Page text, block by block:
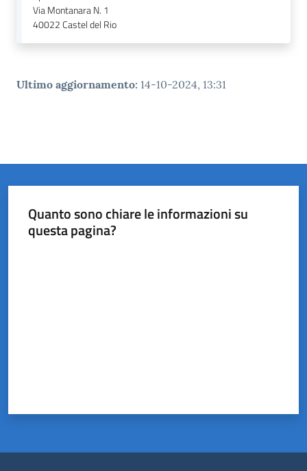
Via Montanara N. 1
40022Castel del Rio
Ultimo aggiornamento: 14-10-2024, 13:31
Quanto sono chiare le informazioni su
questa pagina?